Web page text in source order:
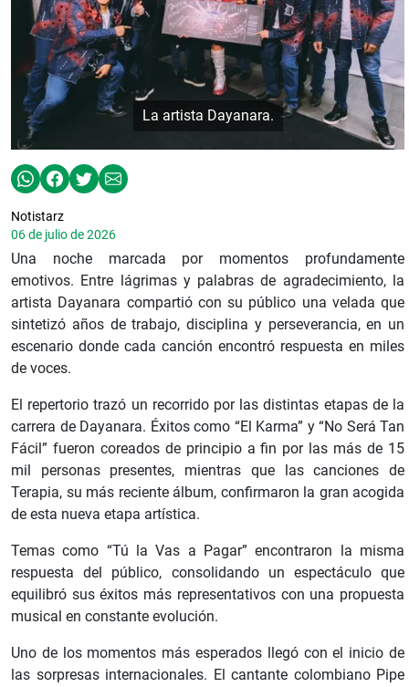
La artista Dayanara.
Notistarz
06 de julio de 2026
Una noche marcada por momentos profundamente
emotivos. Entre lágrimas y palabras de agradecimiento, la
artista Dayanara compartió con su público una velada que
sintetizó años de trabajo, disciplina y perseverancia, en un
escenario donde cada canción encontró respuesta en miles
de voces.
El repertorio trazó un recorrido por las distintas etapas de la
carrera de Dayanara. Éxitos como “El Karma” y “No Será Tan
Fácil” fueron coreados de principio a fin por las más de 15
mil personas presentes, mientras que las canciones de
Terapia, su más reciente álbum, confirmaron la gran acogida
de esta nueva etapa artística.
Temas como “Tú la Vas a Pagar” encontraron la misma
respuesta del público, consolidando un espectáculo que
equilibró sus éxitos más representativos con una propuesta
musical en constante evolución.
Uno de los momentos más esperados llegó con el inicio de
las sorpresas internacionales. El cantante colombiano Pipe